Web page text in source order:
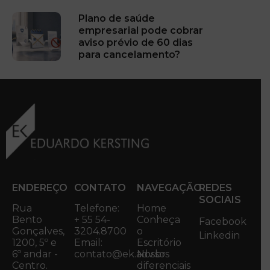
Plano de saúde
empresarial pode cobrar
aviso prévio de 60 dias
para cancelamento?
ENDEREÇO
Rua
Bento
Gonçalves,
1200, 5º e
6º andar -
Centro.
CONTATO
Telefone:
+ 55 54-
3204.8700
Email:
contato@ek.adv.br
NAVEGAÇÃO
Home
Conheça
o
Escritório
Nossos
diferenciais
REDES
SOCIAIS
Facebook
Linkedin